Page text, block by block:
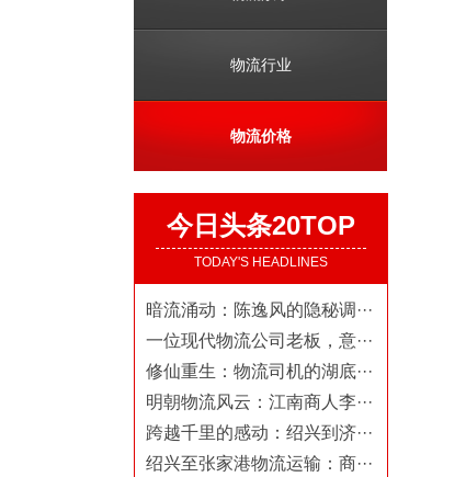
物流行业
物流价格
今日头条20TOP
TODAY'S HEADLINES
暗流涌动：陈逸风的隐秘调···
一位现代物流公司老板，意···
修仙重生：物流司机的湖底···
明朝物流风云：江南商人李···
跨越千里的感动：绍兴到济···
绍兴至张家港物流运输：商···